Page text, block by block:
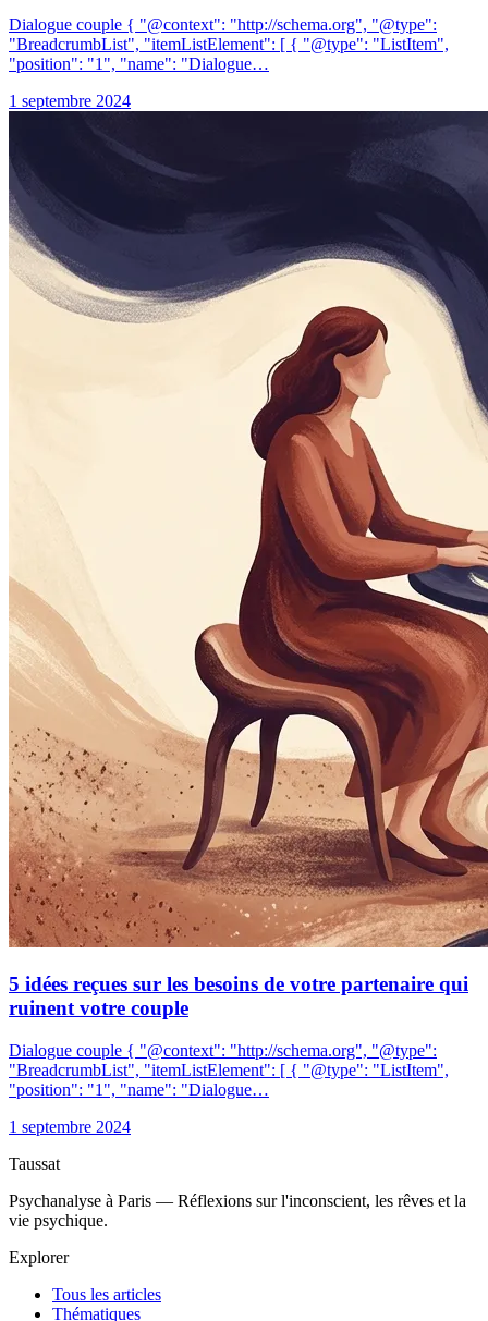
Dialogue couple { "@context": "http://schema.org", "@type":
"BreadcrumbList", "itemListElement": [ { "@type": "ListItem",
"position": "1", "name": "Dialogue…
1 septembre 2024
5 idées reçues sur les besoins de votre partenaire qui
ruinent votre couple
Dialogue couple { "@context": "http://schema.org", "@type":
"BreadcrumbList", "itemListElement": [ { "@type": "ListItem",
"position": "1", "name": "Dialogue…
1 septembre 2024
Taussat
Psychanalyse à Paris — Réflexions sur l'inconscient, les rêves et la
vie psychique.
Explorer
Tous les articles
Thématiques